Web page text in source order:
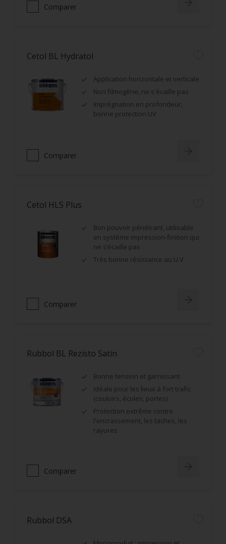
Comparer
Cetol BL Hydratol
Application horizontale et verticale
Non filmogène, ne s'écaille pas
Imprégnation en profondeur,
bonne protection UV
Comparer
Cetol HLS Plus
Bon pouvoir pénétrant, utilisable
en système impression-finition qui
ne s’écaille pas
Très bonne résistance au U.V.
Comparer
Rubbol BL Rezisto Satin
Bonne tension et garnissant
Idéale pour les lieux à fort trafic
(couloirs, écoles, portes)
Protection extrême contre
l'encrassement, les taches, les
rayures
Comparer
Rubbol DSA